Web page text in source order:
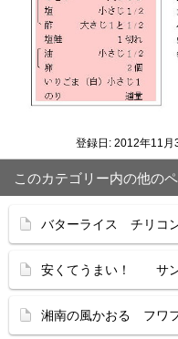
登録日: 2012年11月
このカテゴリー内の他の
バターライス チリコ
安くてうまい！ サン
湘南の風かおる フワ